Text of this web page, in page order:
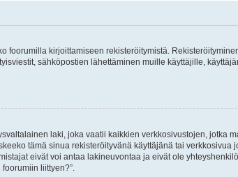
foorumilla kirjoittamiseen rekisteröitymistä.
sähköpostien lähettäminen muille käyttäjille,
laki, joka vaatii kaikkien verkkosivustojen,
tämä sinua rekisteröityvänä käyttäjänä tai
eivät voi antaa lakineuvontaa ja eivät ole
liittyen?”.